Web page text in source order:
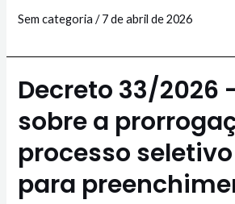
Sem categoria /7 de abril de 2026
Decreto 33/2026
sobre a
processo
para